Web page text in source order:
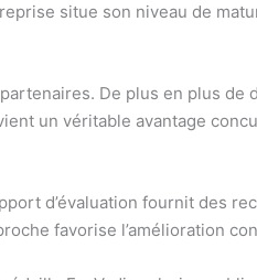
situe son niveau de
De plus en plus de
un véritable avantage
d’évaluation fournit des
favorise l’amélioration